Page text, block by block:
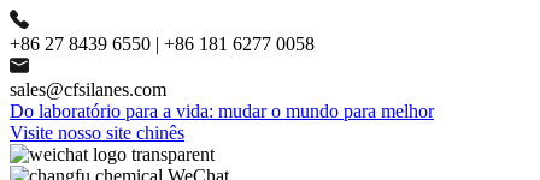
+86 27 8439 6550 | +86 181 6277 0058
sales@cfsilanes.com
Do laboratório para a vida: mudar o mundo para melhor
Visite nosso site chinês